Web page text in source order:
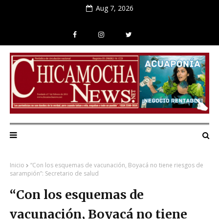
Aug 7, 2026
Inicio
“Con los esquemas de vacunación, Boyacá no tiene riesgos de
sarampión”: Secretario de salud
“Con los esquemas de
vacunación, Boyacá no tiene